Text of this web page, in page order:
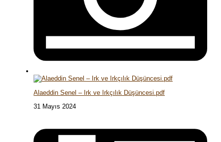
Alaeddin Senel – Irk ve Irkçılık Düşüncesi.pdf
31 Mayıs 2024